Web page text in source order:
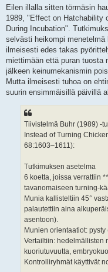
e
t
Eilen illalla sitten törmäsin
1989, "Effect on Hatchability
During Incubation".
selvästi heikompi
ilmeisesti edes takas
miettimään että puran tuosta
jälkeen keinumekanismin
Mutta ilmeisesti tuhoa on
suurin ensimmäisillä päivillä
Tiivistelmä Buhr (1989) -
Instead of Turning
68:1603–1611):
Tutkimuksen asetelma
6 koetta, joissa verrattiin
tavanomaiseen turning-
Munia kallisteltiin 45°
palautettiin aina
asentoon).
Munien orientaatiot:
Vertailtiin: hedelmällisten
kuoriutuvuutta,
Kontrolliryhmät käyttivät